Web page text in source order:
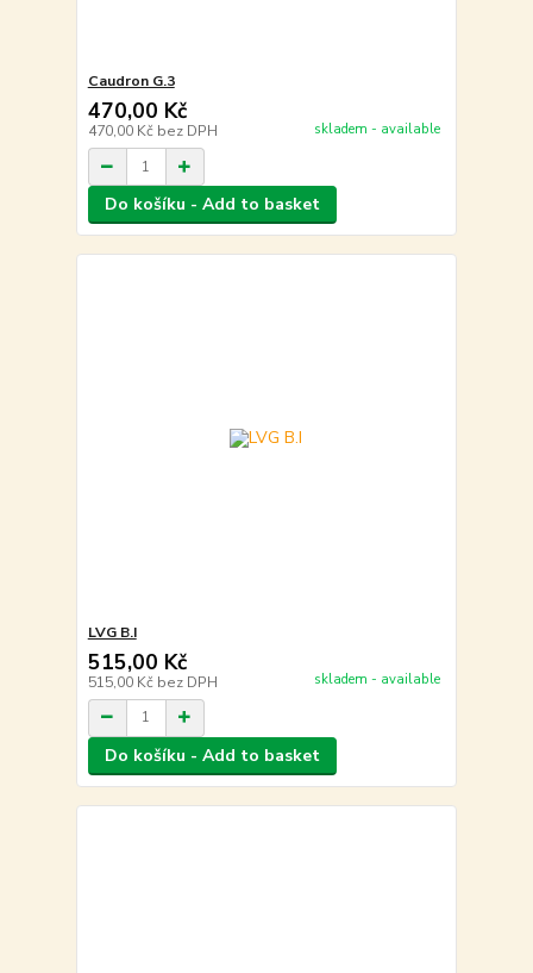
Caudron G.3
470,00 Kč
470,00 Kč bez DPH skladem - available
Do košíku - Add to basket
LVG B.I
515,00 Kč
515,00 Kč bez DPH skladem - available
Do košíku - Add to basket